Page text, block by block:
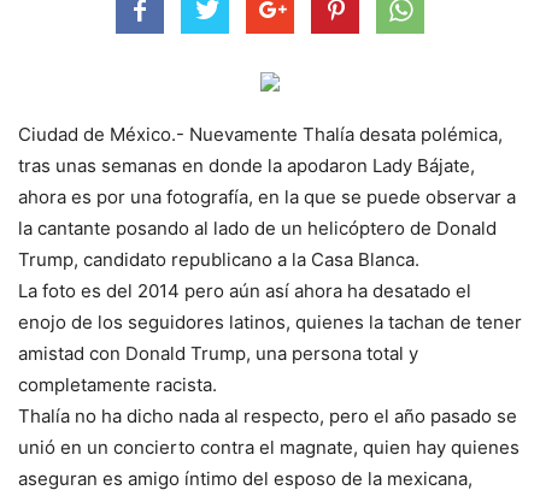
Ciudad de México.- Nuevamente Thalía desata polémica,
tras unas semanas en donde la apodaron Lady Bájate,
ahora es por una fotografía, en la que se puede observar a
la cantante posando al lado de un helicóptero de Donald
Trump, candidato republicano a la Casa Blanca.
La foto es del 2014 pero aún así ahora ha desatado el
enojo de los seguidores latinos, quienes la tachan de tener
amistad con Donald Trump, una persona total y
completamente racista.
Thalía no ha dicho nada al respecto, pero el año pasado se
unió en un concierto contra el magnate, quien hay quienes
aseguran es amigo íntimo del esposo de la mexicana,